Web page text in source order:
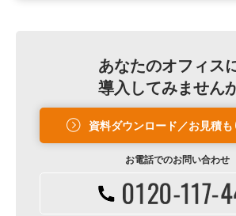
あなたのオフィス
導入してみません
資料ダウンロード／お見積
お電話でのお問い合わせ